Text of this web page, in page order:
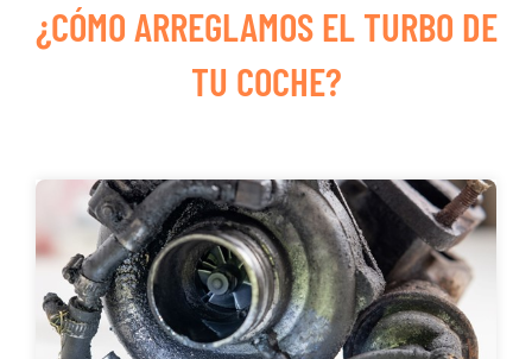
¿CÓMO ARREGLAMOS EL TURBO DE
TU COCHE?